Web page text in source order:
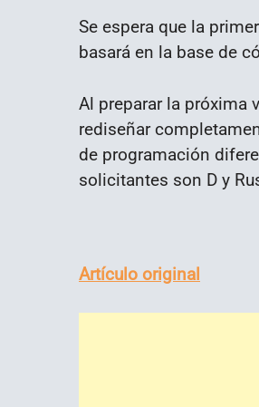
Se espera que la
basará en la base de
Al preparar la próxima
rediseñar
de programación
solicitantes son D y
Artículo original